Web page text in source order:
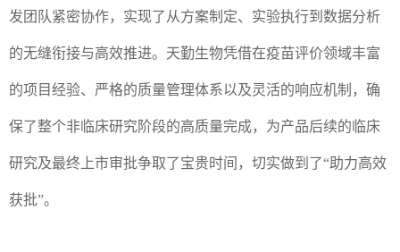
发团队紧密协作，实现了从方案制定、实验执行到数据分析
的无缝衔接与高效推进。天勤生物凭借在疫苗评价领域丰富
的项目经验、严格的质量管理体系以及灵活的响应机制，确
保了整个非临床研究阶段的高质量完成，为产品后续的临床
研究及最终上市审批争取了宝贵时间，切实做到了“助力高效
获批”。